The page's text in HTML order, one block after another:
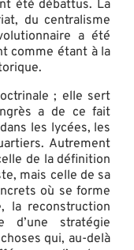
été débattus. La
du centralisme
a été
comme étant à la
; elle sert
a de ce fait
les lycées, les
Autrement
de la définition
mais celle de sa
où se forme
la reconstruction
d’une stratégie
qui, au-delà